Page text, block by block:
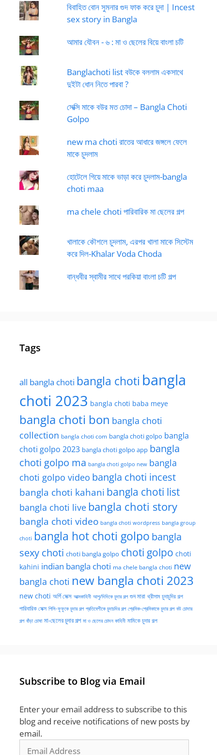
বিবাহিত বোন সুমনার গুদ ফাক করে চুদা | Incest
sex story in Bangla
আমার যৌবন - ৬ : মা ও ছেলের বিয়ে বাংলা চটি
Banglachoti list বউকে বললাম একসাথে
দুইটা ধোন নিতে পারবা ?
সেক্সি মাকে বউর মত চোদা – Bangla Choti
Golpo
new ma choti রাতের আধারে জঙ্গলে ফেলে
মাকে চুদলাম
হোটেলে গিয়ে মাকে ভাড়া করে চুদলাম-bangla
choti maa
ma chele choti পারিবারিক মা ছেলের গল্প
খালাকে কৌশলে চুদলাম, এরপর খালা মাকে সিস্টেম
করে দিল-Khalar Voda Choda
বান্ধবীর স্বামীর সাথে পরকিয়া বাংলা চটি গল্প
Tags
all bangla choti bangla choti bangla
choti 2023 bangla choti baba meye
bangla choti bon bangla choti
collection bangla choti com bangla choti golpo bangla
choti golpo 2023 bangla choti golpo app bangla
choti golpo ma bangla choti golpo new bangla
choti golpo video bangla choti incest
bangla choti kahani bangla choti list
bangla choti live bangla choti story
bangla choti video bangla choti wordpress bangla group
choti bangla hot choti golpo bangla
sexy choti choti bangla golpo choti golpo choti
kahini indian bangla choti ma chele bangla choti new
bangla choti new bangla choti 2023
new choti অর্গি সেক্স আত্মকাহিনী আপু/দিদিকে চুদার গল্প গুদ মারা থ্রীসাম চুদাচুদির গল্প
পারিবারিক সেক্স পিসি-ফুফুকে চুদার গল্প প্রতিবেশীকে চুদাচদির গল্প প্রেমিক-প্রেমিকাকে চুদার গল্প বউ চোদার
গল্প বাঁড়া চোষা মা-ছেলের চুদার গল্প মা ও ছেলের চোদন কাহিনী মামিকে চুদার গল্প
Subscribe to Blog via Email
Enter your email address to subscribe to this
blog and receive notifications of new posts by
email.